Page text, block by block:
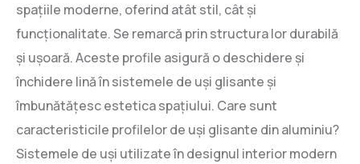
spațiile moderne, oferind atât stil, cât și
funcționalitate. Se remarcă prin structura lor durabilă
și ușoară. Aceste profile asigură o deschidere și
închidere lină în sistemele de uși glisante și
îmbunătățesc estetica spațiului. Care sunt
caracteristicile profilelor de uși glisante din aluminiu?
Sistemele de uși utilizate în designul interior modern